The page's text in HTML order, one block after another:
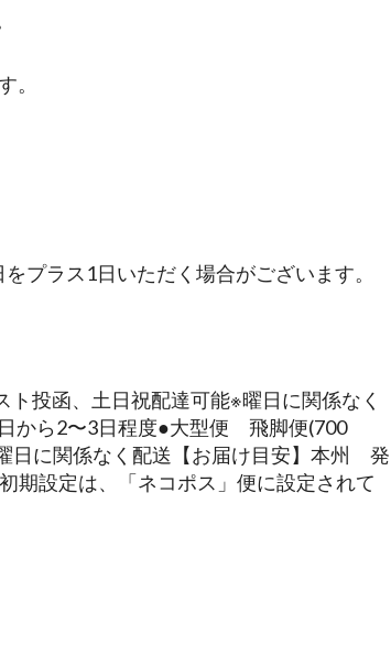
。
プラス1日いただく場合がございます。
投函、土日祝配達可能※曜日に関係なく
から2〜3日程度●大型便 飛脚便(700
日に関係なく配送【お届け目安】本州 発
設定は、「ネコポス」便に設定されて